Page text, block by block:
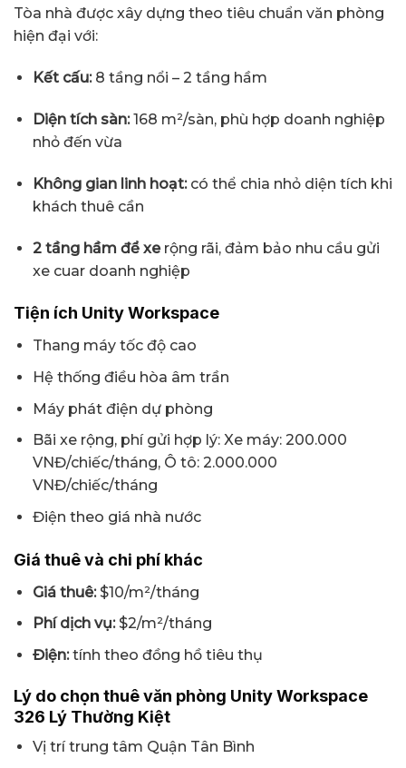
Tòa nhà được xây dựng theo tiêu chuẩn văn phòng
hiện đại với:
Kết cấu:8 tầng nổi – 2 tầng hầm
Diện tích sàn:168 m²/sàn, phù hợp doanh nghiệp
nhỏ đến vừa
Không gian linh hoạt:có thể chia nhỏ diện tích khi
khách thuê cần
2 tầng hầm để xerộng rãi, đảm bảo nhu cầu gửi
xe cuar doanh nghiệp
Tiện ích Unity Workspace
Thang máy tốc độ cao
Hệ thống điều hòa âm trần
Máy phát điện dự phòng
Bãi xe rộng, phí gửi hợp lý: Xe máy: 200.000
VNĐ/chiếc/tháng, Ô tô: 2.000.000
VNĐ/chiếc/tháng
Điện theo giá nhà nước
Giá thuê và chi phí khác
Giá thuê:$10/m²/tháng
Phí dịch vụ:$2/m²/tháng
Điện:tính theo đồng hồ tiêu thụ
Lý do chọn thuê văn phòng Unity Workspace
326 Lý Thường Kiệt
Vị trí trung tâm Quận Tân Bình